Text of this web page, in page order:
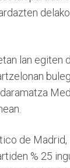
lan egiten
de
% 25